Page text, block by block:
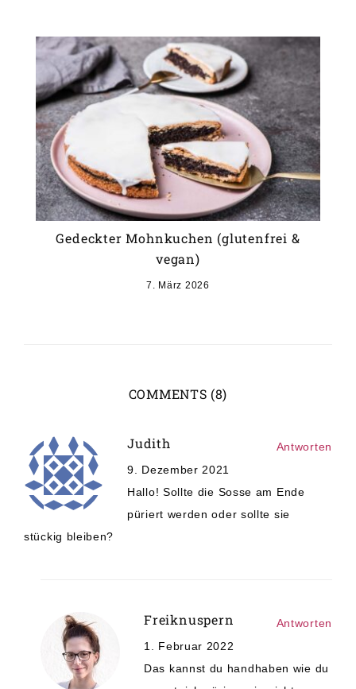
Gedeckter Mohnkuchen (glutenfrei &
vegan)
7. März 2026
COMMENTS (8)
Judith
9. Dezember 2021
Hallo! Sollte die Sosse am Ende
püriert werden oder sollte sie
stückig bleiben?
Antworten
Freiknuspern
1. Februar 2022
Das kannst du handhaben wie du
Antworten